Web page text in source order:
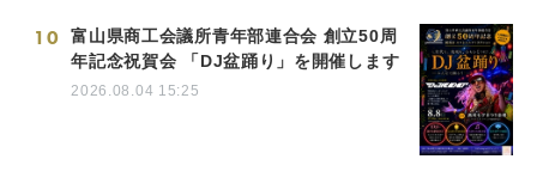
10
富山県商工会議所青年部連合会 創立50周
年記念祝賀会 「DJ盆踊り」を開催します
2026.08.04 15:25